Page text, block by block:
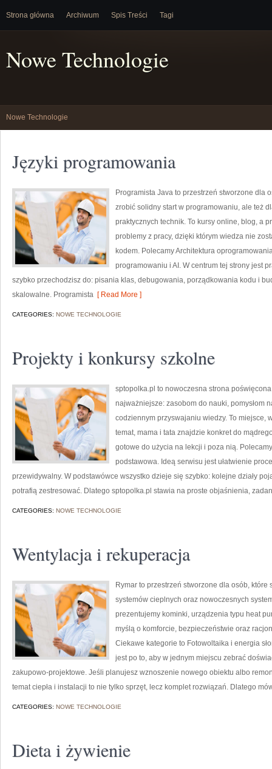
Strona główna Archiwum Spis Treści Tagi
Nowe Technologie
Nowe Technologie
Języki programowania
Programista Java to przestrzeń stworzone dla
zrobić solidny start w programowaniu, ale też
praktycznych technik. To kursy online, blog, a
problemy z pracy, dzięki którym wiedza nie
kodem. Polecamy Architektura
programowaniu i AI. W centrum tej strony jest
szybko przechodzisz do: pisania klas, debugowania, porządkowania kodu i
skalowalne. Programista [ Read More ]
CATEGORIES: NOWE TECHNOLOGIE
Projekty i konkursy szkolne
sptopolka.pl to nowoczesna strona
najważniejsze: zasobom do nauki, pomysłom
codziennym przyswajaniu wiedzy. To miejsce,
temat, mama i tata znajdzie konkret do
gotowe do użycia na lekcji i poza nią.
podstawowa. Ideą serwisu jest ułatwienie
przewidywalny. W podstawówce wszystko dzieje się szybko: kolejne działy
potrafią zestresować. Dlatego sptopolka.pl stawia na proste objaśnienia,
CATEGORIES: NOWE TECHNOLOGIE
Wentylacja i rekuperacja
Rymar to przestrzeń stworzone dla osób,
systemów cieplnych oraz nowoczesnych
prezentujemy kominki, urządzenia typu heat
myślą o komforcie, bezpieczeństwie oraz
Ciekawe kategorie to Fotowoltaika i energia
jest po to, aby w jednym miejscu zebrać
zakupowo-projektowe. Jeśli planujesz wznoszenie nowego obiektu albo
temat ciepła i instalacji to nie tylko sprzęt, lecz komplet rozwiązań. Dlatego
CATEGORIES: NOWE TECHNOLOGIE
Dieta i żywienie